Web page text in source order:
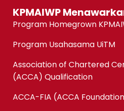
KPMAIWP
Program Homegrown
Program Usahasama UiTM
Association of Chartered
(ACCA) Qualification
ACCA-FIA (ACCA